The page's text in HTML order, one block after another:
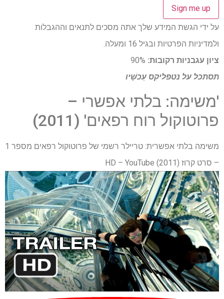
על ידי הגשת המידע שלך אתה מסכים לתנאים וההגבלות
ולמדיניות הפרטיות ובגיל 16 ומעלה.
ציון עגבניות רקובות: 90%
תסתכל על נטפליקס עַכשָׁיו
'משימה: בלתי אפשרי –
פרוטוקול רוח רפאים' (2011)
משימה בלתי אפשרית: טריילר רשמי של פרוטוקול רפאים מספר 1
– סרט קרוז (2011) HD – YouTube